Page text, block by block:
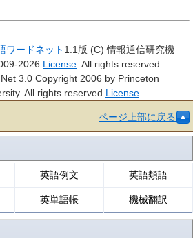
ワードネット 1.1版 (C) 情報通信研究機
2026 License . All rights reserved.
3.0 Copyright 2006 by Princeton
All rights reserved. License
ページ上部に戻る
英語例文 英語類語
英単語帳 機械翻訳